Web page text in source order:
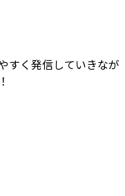
すく発信していきなが